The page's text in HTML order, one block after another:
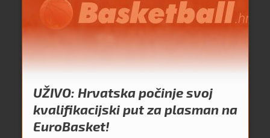
UŽIVO: Hrvatska počinje svoj
kvalifikacijski put za plasman na
EuroBasket!